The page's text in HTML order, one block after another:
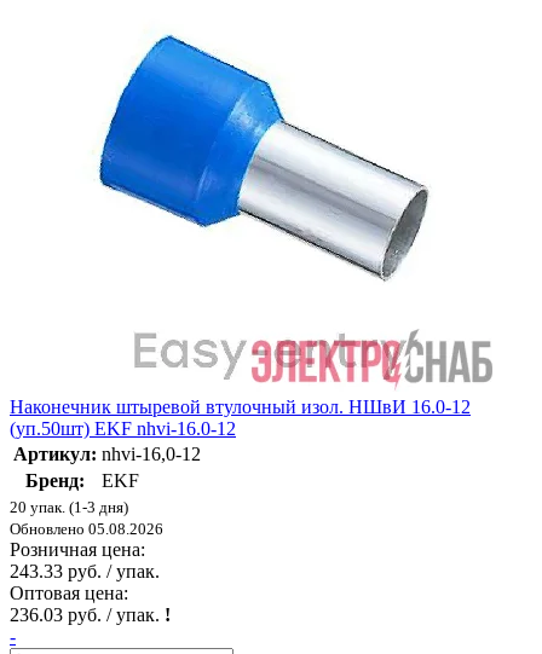
Наконечник штыревой втулочный изол. НШвИ 16.0-12
(уп.50шт) EKF nhvi-16.0-12
Артикул: nhvi-16,0-12
Бренд:
EKF
20 упак. (1-3 дня)
Обновлено 05.08.2026
Розничная цена:
243.33 руб. / упак.
Оптовая цена:
236.03 руб. / упак. !
-